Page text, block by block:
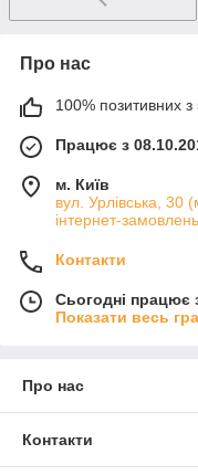
Про нас
100% позитивних з
Працює з
м. Київ
вул. Урлівська, 30
інтернет-
Контакти
Сьогодні працює
Показати весь
Про нас
Контакти